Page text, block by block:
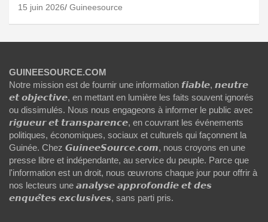
15 juin 2026 Guineesource
GUINEESOURCE.COM
Notre mission est de fournir une information 𝙛𝙞𝙖𝙗𝙡𝙚, 𝙣𝙚𝙪𝙩𝙧𝙚
𝙚𝙩 𝙤𝙗𝙟𝙚𝙘𝙩𝙞𝙫𝙚, en mettant en lumière les faits souvent ignorés
ou dissimulés. Nous nous engageons à informer le public avec
𝙧𝙞𝙜𝙪𝙚𝙪𝙧 𝙚𝙩 𝙩𝙧𝙖𝙣𝙨𝙥𝙖𝙧𝙚𝙣𝙘𝙚, en couvrant les événements
politiques, économiques, sociaux et culturels qui façonnent la
Guinée. Chez 𝙂𝙪𝙞𝙣𝙚𝙚𝙎𝙤𝙪𝙧𝙘𝙚.𝙘𝙤𝙢, nous croyons en une
presse libre et indépendante, au service du peuple. Parce que
l'information est un droit, nous œuvrons chaque jour pour offrir à
nos lecteurs une 𝙖𝙣𝙖𝙡𝙮𝙨𝙚 𝙖𝙥𝙥𝙧𝙤𝙛𝙤𝙣𝙙𝙞𝙚 𝙚𝙩 𝙙𝙚𝙨
𝙚𝙣𝙦𝙪𝙚̂𝙩𝙚𝙨 𝙚𝙭𝙘𝙡𝙪𝙨𝙞𝙫𝙚𝙨, sans parti pris.